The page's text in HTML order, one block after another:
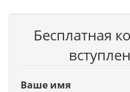
Бесплатная
Ваше имя